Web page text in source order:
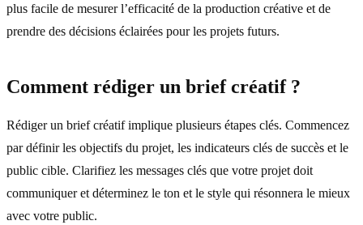
plus facile de mesurer l’efficacité de la production créative et de
prendre des décisions éclairées pour les projets futurs.
Comment rédiger un brief créatif ?
Rédiger un brief créatif implique plusieurs étapes clés. Commencez
par définir les objectifs du projet, les indicateurs clés de succès et le
public cible. Clarifiez les messages clés que votre projet doit
communiquer et déterminez le ton et le style qui résonnera le mieux
avec votre public.